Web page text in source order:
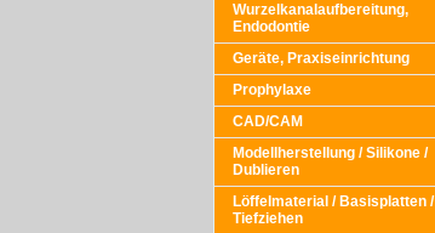
Wurzelkanalaufbereitung,
Endodontie
Geräte, Praxiseinrichtung
Prophylaxe
CAD/CAM
Modellherstellung / Silikone /
Dublieren
Löffelmaterial / Basisplatten /
Tiefziehen